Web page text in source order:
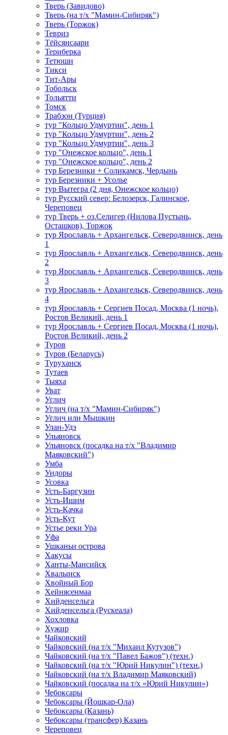
Тверь (Завидово)
Тверь (на т/х "Мамин-Сибиряк")
Тверь (Торжок)
Тевриз
Тёйсянсаари
Териберка
Тетюши
Тикси
Тит-Ары
Тобольск
Тольятти
Томск
Трабзон (Турция)
тур "Кольцо Удмуртии", день 1
тур "Кольцо Удмуртии", день 2
тур "Кольцо Удмуртии", день 3
тур "Онежское кольцо", день 1
тур "Онежское кольцо", день 2
тур Березники + Соликамск, Чердынь
тур Березники + Усолье
тур Вытегра (2 дня, Онежское кольцо)
тур Русский север: Белозерск, Галинское,
Череповец
тур Тверь + оз.Селигер (Нилова Пустынь,
Осташков), Торжок
тур Ярославль + Архангельск, Северодвинск, день
1
тур Ярославль + Архангельск, Северодвинск, день
2
тур Ярославль + Архангельск, Северодвинск, день
3
тур Ярославль + Архангельск, Северодвинск, день
4
тур Ярославль + Сергиев Посад, Москва (1 ночь),
Ростов Великий, день 1
тур Ярославль + Сергиев Посад, Москва (1 ночь),
Ростов Великий, день 2
Туров
Туров (Беларусь)
Туруханск
Тутаев
Тыяха
Уват
Углич
Углич (на т/х "Мамин-Сибиряк")
Углич или Мышкин
Улан-Удэ
Ульяновск
Ульяновск (посадка на т/х "Владимир
Маяковский")
Умба
Ундоры
Усовка
Усть-Баргузин
Усть-Ишим
Усть-Качка
Усть-Кут
Устье реки Ура
Уфа
Ушканьи острова
Хакусы
Ханты-Мансийск
Хвалынск
Хвойный Бор
Хейнясенмаа
Хийденсельга
Хийденсельга (Рускеала)
Хохловка
Хужир
Чайковский
Чайковский (на т/х "Михаил Кутузов")
Чайковский (на т/х "Павел Бажов") (техн.)
Чайковский (на т/х "Юрий Никулин") (техн.)
Чайковский (на т/х Владимир Маяковский)
Чайковский (посадка на т/х «Юрий Никулин»)
Чебоксары
Чебоксары (Йошкар-Ола)
Чебоксары (Казань)
Чебоксары (трансфер) Казань
Череповец